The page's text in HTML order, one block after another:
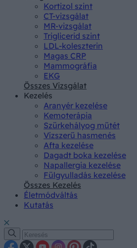
Kortizol szint
CT-vizsgálat
MR-vizsgálat
Triglicerid szint
LDL-koleszterin
Magas CRP
Mammográfia
EKG
Összes Vizsgálat
Kezelés
Aranyér kezelése
Kemoterápia
Szürkehályog műtét
Vízszerű hasmenés
Afta kezelése
Dagadt boka kezelése
Napallergia kezelése
Fülgyulladás kezelése
Összes Kezelés
Életmódváltás
Kutatás